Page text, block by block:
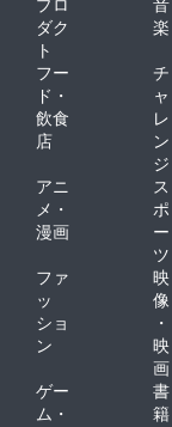
ダク
ト
楽
フー
ド・
飲食
店
チ
ャ
レ
ン
ジ
アニ
メ・
漫画
ス
ポ
ー
ツ
ファ
ッ
ショ
ン
映
像
・
映
画
ゲー
ム・
書
籍